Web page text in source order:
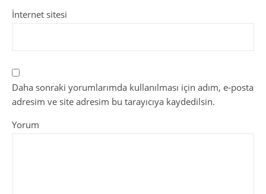
İnternet sitesi
Daha sonraki yorumlarımda kullanılması için adım, e-posta
adresim ve site adresim bu tarayıcıya kaydedilsin.
Yorum